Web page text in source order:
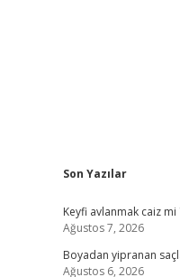
Sidebar
Son Yazılar
Keyfi avlanmak caiz mi
Ağustos 7, 2026
Boyadan yipranan
Ağustos 6, 2026